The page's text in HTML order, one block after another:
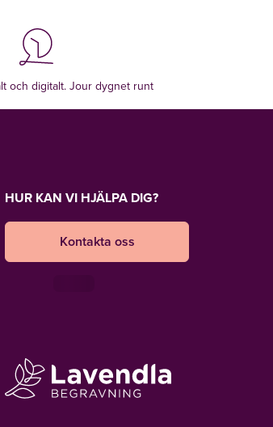
och digitalt. Jour dygnet runt
HUR KAN VI HJÄLPA DIG?
Kontakta oss